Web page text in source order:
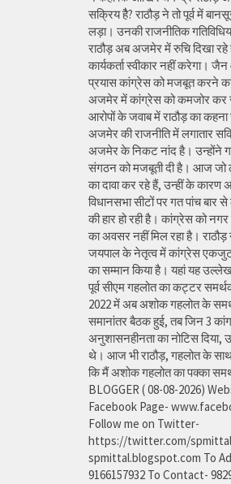
सक्रिय हैै? राठौड़ ने तो पूर्व में
लड़ा। उनकी राजनीतिक
राठौड़ अब अजमेर में रुचि दिखा
कार्यकर्ता स्वीकार नहीं करेगा।
प्रयास कांग्रेस को मजबूत करने का
अजमेर में कांग्रेस को कमजोर कर
आरोपों के जवाब में राठौड़ का कहना
अजमेर की राजनीति में लगातार
अजमेर के निकट नांद है। उन्होंने
संगठन को मजबूती दी है। आज
का दावा कर रहे हैं, उन्हीं के कारण
विधानसभा सीटों पर गत पांच बार
की हार हो रही है। कांग्रेस को
का अवसर नहीं मिल रहा है।
जयपाल के नेतृत्व में कांग्रेस एकजुट
का सम्मान किया है। यहां यह
पूर्व सीएम गहलोत का कट्टर
2022 में अब अशोक गहलोत के
समानांतर बैठक हुई, तब जिन 3
अनुशासनहीनता का नोटिस दिया,
थे। आज भी राठौड़, गहलोत के
कि मैं अशोक गहलोत का पक्का
BLOGGER ( 08-08-2026)
Facebook Page-
Follow me on Twitter-
https://twitter.com/
spmittal.blogspot.com To
9166157932 To Contact-